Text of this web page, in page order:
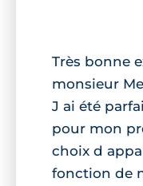
Très bonne
monsieur
J ai été
pour mon
choix d
fonction de